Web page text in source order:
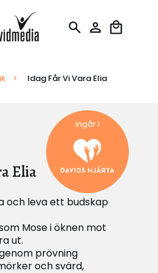
> Idag Får Vi Vara Elia
Elia
Ingår i
och leva ett budskap
Mose i öknen mot
ut.
prövning
och svärd,